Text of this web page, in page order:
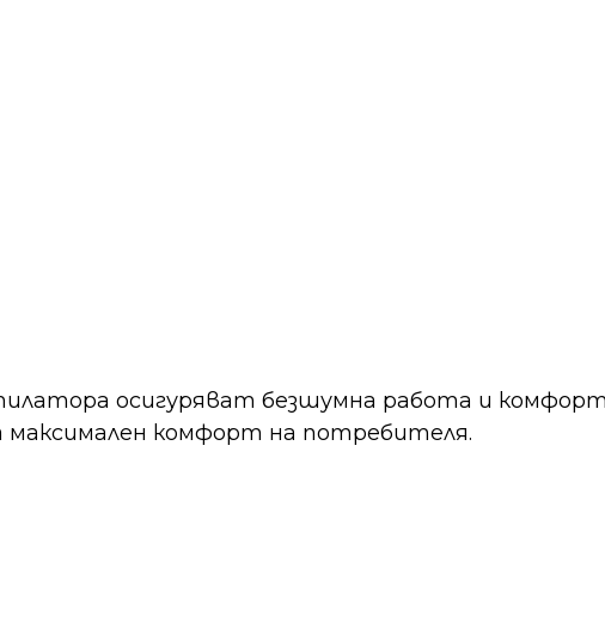
осигуряват безшумна работа и
комфорт на потребителя.